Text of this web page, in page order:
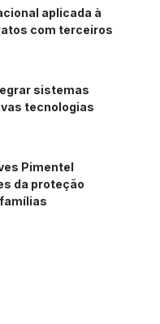
aplicada à
com terceiros
sistemas
tecnologias
Pimentel
da proteção